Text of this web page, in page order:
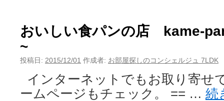
おいしい食パンの店
~
投稿日: 2015/12/01 作成者: お部屋探しのコンシェルジュ 7LDK
インターネットでもお取り寄せ
ームページもチェック。 == … 続